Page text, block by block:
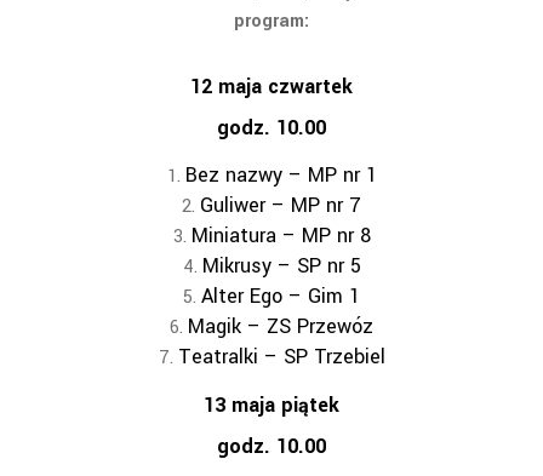
program:
12 maja czwartek
godz. 10.00
Bez nazwy – MP nr 1
Guliwer – MP nr 7
Miniatura – MP nr 8
Mikrusy – SP nr 5
Alter Ego – Gim 1
Magik – ZS Przewóz
Teatralki – SP Trzebiel
13 maja piątek
godz. 10.00